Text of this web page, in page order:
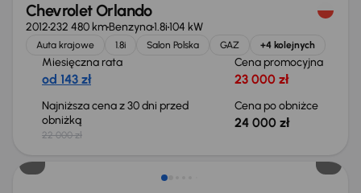
Chevrolet Orlando
2012232 480 kmBenzyna1.8i104 kW
Auta krajowe 1.8i Salon Polska GAZ +4 kolejnych
Miesięczna rata
od 143 zł
Cena promocyjna
23 000 zł
Najniższa cena z 30 dni przed
obniżką
22 000 zł
Cena po obniżce
24 000 zł
Świeżo skupione